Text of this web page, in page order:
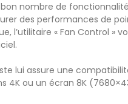
bon nombre de
des performances de
l’utilitaire « Fan Control »
lui assure une
4K ou un écran 8K